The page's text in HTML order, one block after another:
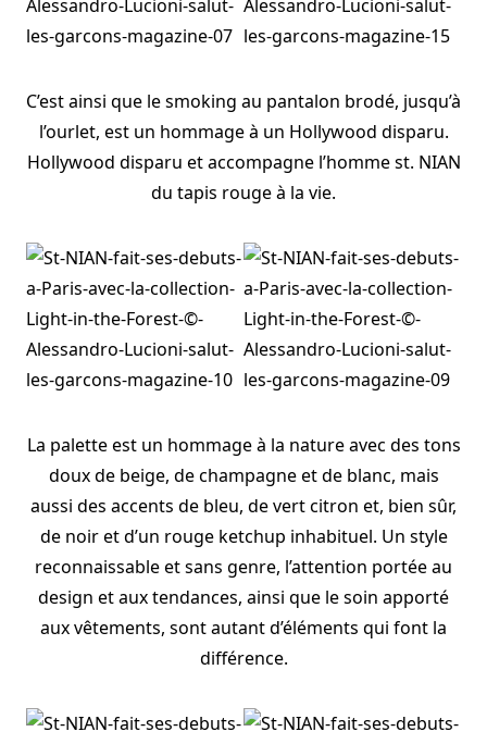
C’est ainsi que le smoking au pantalon brodé, jusqu’à
l’ourlet, est un hommage à un Hollywood disparu.
Hollywood disparu et accompagne l’homme st. NIAN
du tapis rouge à la vie.
La palette est un hommage à la nature avec des tons
doux de beige, de champagne et de blanc, mais
aussi des accents de bleu, de vert citron et, bien sûr,
de noir et d’un rouge ketchup inhabituel. Un style
reconnaissable et sans genre, l’attention portée au
design et aux tendances, ainsi que le soin apporté
aux vêtements, sont autant d’éléments qui font la
différence.